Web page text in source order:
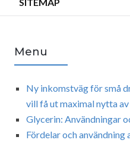
Menu
Ny inkomstväg för små
vill få ut maximal nytta
Glycerin: Användningar
Fördelar och användning